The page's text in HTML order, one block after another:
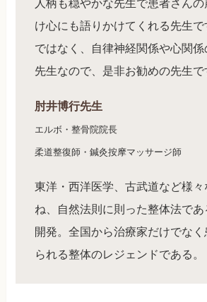
人柄も穏やかな先生で患者さん
け心にも語りかけてくれる先生
ではなく、自律神経関係や心関
先生なので、是非お勧めの先生で
肘井博行先生
エルボ・整骨院院長
柔道整復師・鍼灸按摩マッサージ師
東洋・西洋医学、古武道など様
ね、自然法則に則った整体法で
開発。全国から治療家だけでな
られる整体のレジェンドである。